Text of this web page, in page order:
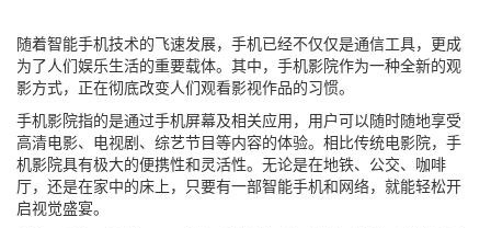
随着智能手机技术的飞速发展，手机已经不仅仅是通信工具，更成
为了人们娱乐生活的重要载体。其中，手机影院作为一种全新的观
影方式，正在彻底改变人们观看影视作品的习惯。
手机影院指的是通过手机屏幕及相关应用，用户可以随时随地享受
高清电影、电视剧、综艺节目等内容的体验。相比传统电影院，手
机影院具有极大的便携性和灵活性。无论是在地铁、公交、咖啡
厅，还是在家中的床上，只要有一部智能手机和网络，就能轻松开
启视觉盛宴。